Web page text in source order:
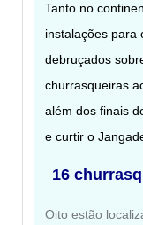
Tanto no
instalações para
debruçados
churrasqueiras
além dos finais
e curtir o
16
Oito estão